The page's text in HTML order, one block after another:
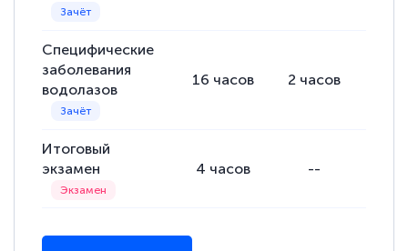
Специфические
заболевания
водолазов
16 часов 2 часов
Итоговый
экзамен
4 часов --